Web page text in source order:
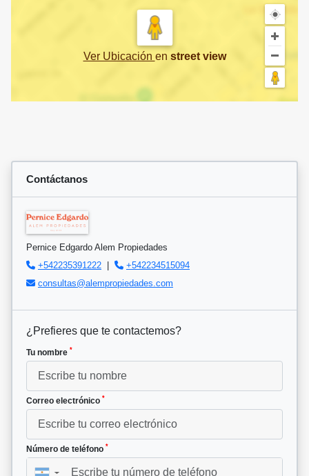
Ver Ubicación en street view
Contáctanos
Pernice Edgardo Alem Propiedades
+542235391222 |
+542234515094
consultas@alempropiedades.com
¿Prefieres que te contactemos?
Tu nombre *
Correo electrónico *
Número de teléfono *
▼